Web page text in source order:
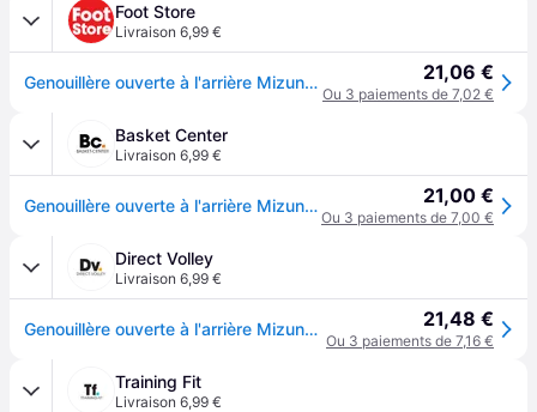
Foot Store
Livraison 6,99 €
Genouillère ouverte à l'arrière Mizuno - Bleu 21,06 €
Ou 3 paiements de 7,02 €
Basket Center
Livraison 6,99 €
Genouillère ouverte à l'arrière Mizuno - Bleu 21,00 €
Ou 3 paiements de 7,00 €
Direct Volley
Livraison 6,99 €
Genouillère ouverte à l'arrière Mizuno - Bleu 21,48 €
Ou 3 paiements de 7,16 €
Training Fit
Livraison 6,99 €